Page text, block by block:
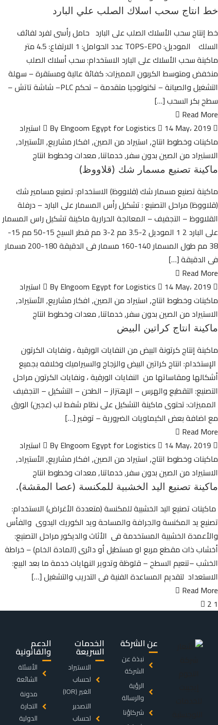
خط انتاج سحب اسلاك الصلب علي البارد
خط إنتاج سحب الأسلاك الصلب على البارد حامل رأسى لفرد لفائف
السلك الموديل: TOPS-EPO عدد الحوامل: 1 الارتفاع: 4.5 متر
ماكينة سحب الأسلاك على البارد الاستخدام: سحب أسلاك الصلب
منخفض ومتوسط الكربون المميزات: كفائة عالية ومستقرة – سهلة
التشغيل والصيانة – تكنولوجيا متقدمة – تحكم PLC– شاشة تاتش –
سطح بكر السحب […]
Read More
14 May، 2019
استيراد
ماكينات وخطوط انتاج, استيراد من الصين, افكار مشاريع, الأستيراد,
الاستيراد من الصين بدون سفر,خدماتنا,معدات وخطوط انتاج
ماكينة تصنيع مسمار شك (قلاووظ)
ماكينة تصنيع مسمار شك (قلاووظ) الاستخدام: تصنيع مسامير شك
(قلاووظ) مراحل التصنيع : تشكيل رأس المسمار على البارد – درفلة
القلاووظ – التجفيف – المعالجة الحرارية ماكينة تشكيل راس المسمار
على البارد 2 1 الموديل 2-3.5 مم 2-3 مم قطر السيخ 15-50 مم 15-
38 مم طول المسمار 140-160 مسمار فى الدقيقة 180-200 مسمار
فى الدقيقة […]
Read More
14 May، 2019
استيراد
ماكينات وخطوط انتاج, استيراد من الصين, افكار مشاريع, الأستيراد,
الاستيراد من الصين بدون سفر,خدماتنا,معدات وخطوط انتاج
ماكينة انتاج كراتين البيض
ماكينة إنتاج كرتونة البيض من النفايات الورقية ، ونفايات الكرتون
الإستخدام: انتاج كراتين البيض والزجاج والسيراميك وخلافه بجميع
أشكالها ومقاساتها من النفايات الورقية ، ونفايات الكرتون مراحل
التصنيع: التقطيع والهرس – الإهتزاز – الطحن – التشكيل – التجفيف
المميزات: تحتوى ماكينة التشكيل على نظام شفط لب (عجين) الورق
مع اضافة بعض الكيماويات الضرورية – توفير […]
Read More
14 May، 2019
استيراد
ماكينات وخطوط انتاج, استيراد من الصين, افكار مشاريع, الأستيراد,
الاستيراد من الصين بدون سفر,خدماتنا,معدات وخطوط انتاج
ماكينة تصنيع اليد الخشبية للمكنسة (عصا المقشة).
ماكينات تصنيع اليد الخشبية للمكنسة (متعددة الأغراض) الاستخدام:
تصنيع يد المكنسة والجرافة والمساحة ويد الكوريك اليدوى والفأس
والأعمدة الخشبية المستخدمة فى الأثاث والديكور مراحل التصنيع:
أخشاب ذات مقطع مربع او مستطيل أو دائرى (المادة الخام) – خراطة
الخشب –تنعيم السطح – قلوظة وتدوير النهايات خدمة ما بعد البيع:
الاستعداد لتقديم المساعدة الفنية فى التدريب والتشغيل […]
Read More
1
2
عن الشركة
نبذة عن
الشركة
الرؤية
والرسالة
شركاؤنا
الخدمات
السريعة
الاستيراد
لحساب
الغير (IOR)
التصدير
لحساب
الدعم
والقانونية
الأسئلة
الشائعة
مدونة
التجارة
الدولية